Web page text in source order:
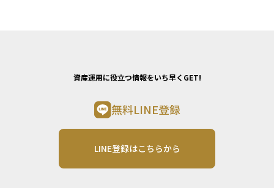
資産運用に役立つ情報をいち早くGET!
無料LINE登録
LINE登録はこちらから